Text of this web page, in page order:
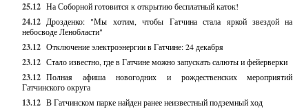
25.12 На Соборной готовится к открытию бесплатный каток!
24.12 Дрозденко: "Мы хотим, чтобы Гатчина стала яркой звездой на
небосводе Ленобласти"
23.12 Отключение электроэнергии в Гатчине: 24 декабря
23.12 Стало известно, где в Гатчине можно запускать салюты и фейерверки
23.12 Полная афиша новогодних и рождественских мероприятий
Гатчинского округа
13.12 В Гатчинском парке найден ранее неизвестный подземный ход